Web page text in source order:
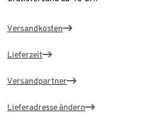
Versandkosten
Lieferzeit
Versandpartner
Lieferadresse ändern